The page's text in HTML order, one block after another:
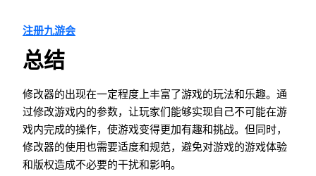
注册九游会
总结
修改器的出现在一定程度上丰富了游戏的玩法和乐趣。通
过修改游戏内的参数，让玩家们能够实现自己不可能在游
戏内完成的操作，使游戏变得更加有趣和挑战。但同时，
修改器的使用也需要适度和规范，避免对游戏的游戏体验
和版权造成不必要的干扰和影响。